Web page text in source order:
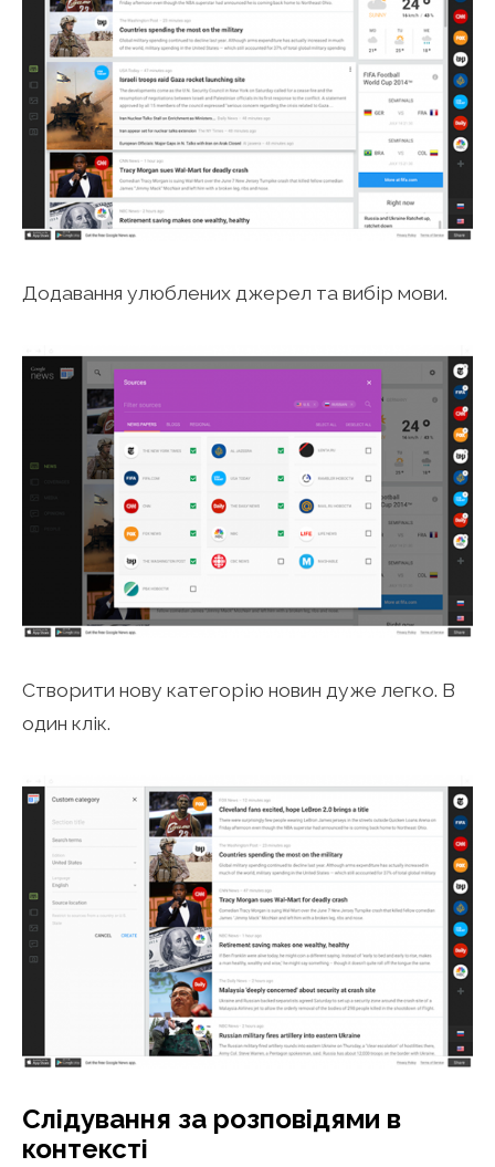
Додавання улюблених джерел та вибір мови.
Створити нову категорію новин дуже легко. В
один клік.
Слідування за розповідями в
контексті